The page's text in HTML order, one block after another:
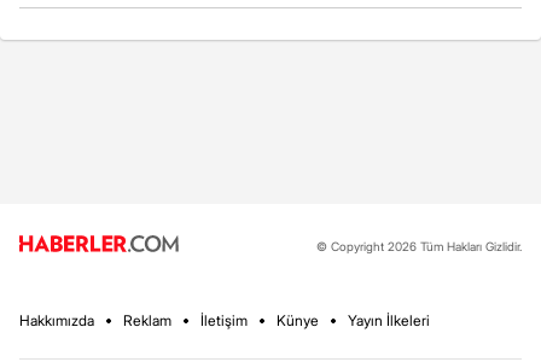
© Copyright 2026 Tüm Hakları Gizlidir.
Hakkımızda Reklam İletişim Künye Yayın İlkeleri